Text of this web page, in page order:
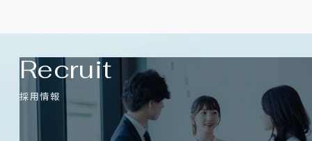
Recruit
採用情報